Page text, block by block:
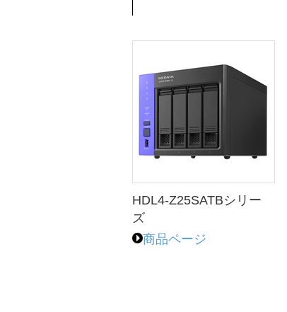
HDL4-Z25SATBシリー
ズ
商品ページ